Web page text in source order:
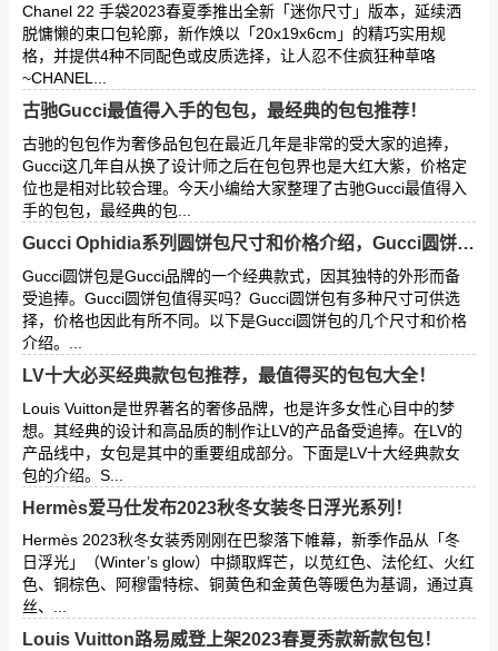
Chanel 22 手袋2023春夏季推出全新「迷你尺寸」版本，延续洒
脱慵懒的束口包轮廓，新作焕以「20x19x6cm」的精巧实用规
格，并提供4种不同配色或皮质选择，让人忍不住疯狂种草咯
~CHANEL...
古驰Gucci最值得入手的包包，最经典的包包推荐！
古驰的包包作为奢侈品包包在最近几年是非常的受大家的追捧，
Gucci这几年自从换了设计师之后在包包界也是大红大紫，价格定
位也是相对比较合理。今天小编给大家整理了古驰Gucci最值得入
手的包包，最经典的包...
Gucci Ophidia系列圆饼包尺寸和价格介绍，Gucci圆饼包值得买吗？
Gucci圆饼包是Gucci品牌的一个经典款式，因其独特的外形而备
受追捧。Gucci圆饼包值得买吗？Gucci圆饼包有多种尺寸可供选
择，价格也因此有所不同。以下是Gucci圆饼包的几个尺寸和价格
介绍。...
LV十大必买经典款包包推荐，最值得买的包包大全！
Louis Vuitton是世界著名的奢侈品牌，也是许多女性心目中的梦
想。其经典的设计和高品质的制作让LV的产品备受追捧。在LV的
产品线中，女包是其中的重要组成部分。下面是LV十大经典款女
包的介绍。S...
Hermès爱马仕发布2023秋冬女装冬日浮光系列！
Hermès 2023秋冬女装秀刚刚在巴黎落下帷幕，新季作品从「冬
日浮光」（Winter’s glow）中撷取辉芒，以苋红色、法伦红、火红
色、铜棕色、阿穆雷特棕、铜黄色和金黄色等暖色为基调，通过真
丝、...
Louis Vuitton路易威登上架2023春夏秀款新款包包！